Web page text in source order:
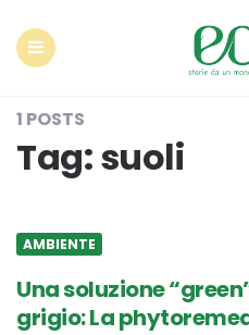
1 POSTS
Tag:suoli
AMBIENTE
Una soluzione
grigio: La